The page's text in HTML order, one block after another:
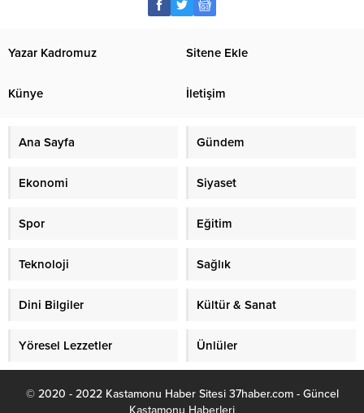
Yazar Kadromuz Sitene Ekle
Künye İletişim
Ana Sayfa Gündem
Ekonomi Siyaset
Spor Eğitim
Teknoloji Sağlık
Dini Bilgiler Kültür & Sanat
Yöresel Lezzetler Ünlüler
© 2020 - 2022 Kastamonu Haber Sitesi 37haber.com - Güncel
Kastamonu Haberleri